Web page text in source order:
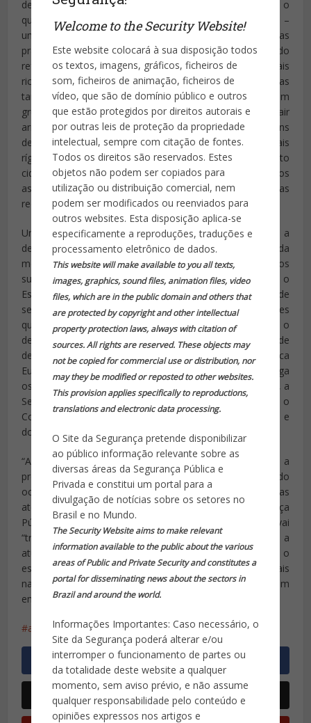
Welcome to the Security Website!
Este website colocará à sua disposição todos
os textos, imagens, gráficos, ficheiros de
som, ficheiros de animação, ficheiros de
vídeo, que são de domínio público e outros
que estão protegidos por direitos autorais e
por outras leis de proteção da propriedade
intelectual, sempre com citação de fontes.
Todos os direitos são reservados. Estes
objetos não podem ser copiados para
utilização ou distribuição comercial, nem
podem ser modificados ou reenviados para
outros websites. Esta disposição aplica-se
especificamente a reproduções, traduções e
processamento eletrônico de dados.
This website will make available to you all texts,
images, graphics, sound files, animation files, video
files, which are in the public domain and others that
are protected by copyright and other intellectual
property protection laws, always with citation of
sources. All rights are reserved. These objects may
not be copied for commercial use or distribution, nor
may they be modified or reposted to other websites.
This provision applies specifically to reproductions,
translations and electronic data processing.
O Site da Segurança pretende disponibilizar
ao público informação relevante sobre as
diversas áreas da Segurança Pública e
Privada e constitui um portal para a
divulgação de notícias sobre os setores no
Brasil e no Mundo.
The Security Website aims to make relevant
information available to the public about the various
areas of Public and Private Security and constitutes a
portal for disseminating news about the sectors in
Brazil and around the world.
Informações Importantes: Caso necessário, o
Site da Segurança poderá alterar e/ou
interromper o funcionamento de partes ou
da totalidade deste website a qualquer
momento, sem aviso prévio, e não assume
qualquer responsabilidade pelo conteúdo e
opiniões expressos nos artigos e
de Botafogo, onde cerca de 30 jovens roubaram tudo o
que encontraram ao seu alcance. A onda de arrastões –
um fenômeno que surgiu nos anos 90 nas areias das
praias do Rio – durante o final de semana, apesar do
reforço policial, levou alguns moradores das zonas mais
ricas da cidade a se trancar em casa resignados. Mas
também alimentou a indignação de outros que lotaram
grupos no Facebook com dicas de segurança, como sair
armados com spray pimenta e guardassóis, e mensagens
de frustração pela falta de policiamento e de “leis mais
rígidas”. Postagens com iniciativas de patrulhamento
cidadão e convites ao uso de violência contra os
assaltantes começaram a aparecer dentro e fora das
redes sociais.
Uma das frustrações compartilhada pelos internautas é a
decisão da Justiça de impedir que a Polícia Militar apreenda
menores que viajam nesses ônibus provenientes dos
subúrbios se não for em flagrante, como já contempla o
Estatuto da Criança e do Adolescente. Só no último final de
semana de agosto, os agentes apreenderam 160 menores
que iam a caminho da praia sem que fosse justificado o
delito que cometeram o que gerou contestações de
defensores dos direitos humanos e da defensora pública
Eufrásia Maria das Virgens. A determinação do juiz obriga
os policiais a agirem em coordenação com a Polícia Civil, a
Secretaria municipal de Desenvolvimento Social e o
Conselho Tutelar para “garantir os direitos das crianças e
dos adolescentes”.
“A ordem judicial se cumpre. A Polícia Militar perdeu a
prerrogativa da prevenção, só pode agir depois do
ocorrido. E aproximadamente 30 pessoas foram detidas
até sábado à noite”, afirmou o secretário de Segurança
Pública, José Mariano Beltrame. Beltrame disse que vai
“trazer” órgãos responsáveis por menores para auxiliar a
atuação da polícia no patrulhamento. Ele vai debater o
esquema de policiamento da orla em reunião com oficiais
na tarde desta segunda e anunciou a volta da abordagem
em ônibus.
arrastão arrastões